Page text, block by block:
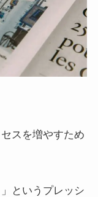
スを増やすため
というプレッシ